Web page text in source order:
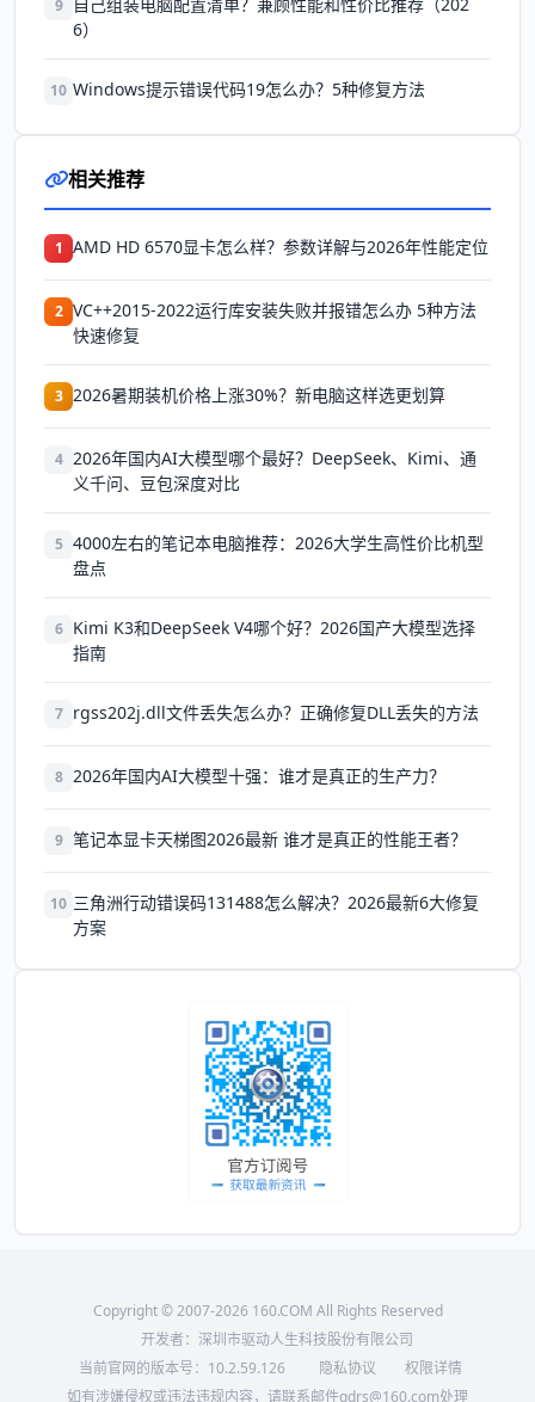
9
6）
10 Windows提示错误代码19怎么办？5种修复方法
相关推荐
1 AMD HD 6570显卡怎么样？参数详解与2026年性能定位
2 VC++2015-2022运行库安装失败并报错怎么办 5种方法
快速修复
3 2026暑期装机价格上涨30%？新电脑这样选更划算
4 2026年国内AI大模型哪个最好？DeepSeek、Kimi、通
义千问、豆包深度对比
5 4000左右的笔记本电脑推荐：2026大学生高性价比机型
盘点
6 Kimi K3和DeepSeek V4哪个好？2026国产大模型选择
指南
7 rgss202j.dll文件丢失怎么办？正确修复DLL丢失的方法
8 2026年国内AI大模型十强：谁才是真正的生产力？
9 笔记本显卡天梯图2026最新 谁才是真正的性能王者？
10 三角洲行动错误码131488怎么解决？2026最新6大修复
方案
Copyright © 2007-2026 160.COM All Rights Reserved
开发者：深圳市驱动人生科技股份有限公司
当前官网的版本号： 10.2.59.126 隐私协议
权限详情
如有涉嫌侵权或违法违规内容，请联系邮件qdrs@160.com处理